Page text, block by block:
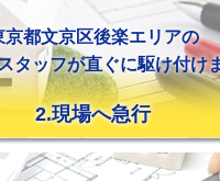
京都文京区後楽エリアの
タッフが直ぐに駆け付け
2.現場へ急行